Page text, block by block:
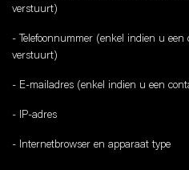
verstuurt)
- Telefoonnummer (enkel indien u
verstuurt)
- E-mailadres (enkel indien u een
- IP-adres
- Internetbrowser en apparaat type